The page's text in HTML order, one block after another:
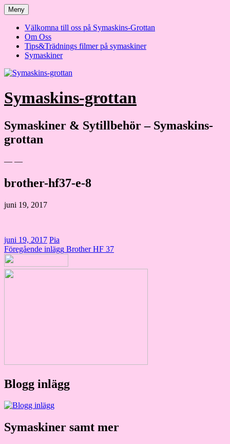
Hoppa
till
innehåll
Meny
Välkomna till oss på Symaskins-Grottan
Om Oss
Tips&Trädnings filmer på symaskiner
Symaskiner
Symaskins-grottan
Symaskiner & Sytillbehör – Symaskins-
grottan
— —
brother-hf37-e-8
juni 19, 2017
juni 19, 2017 Pia
Inläggsnavigering
Föregående inlägg Brother HF 37
Blogg inlägg
Symaskiner samt mer